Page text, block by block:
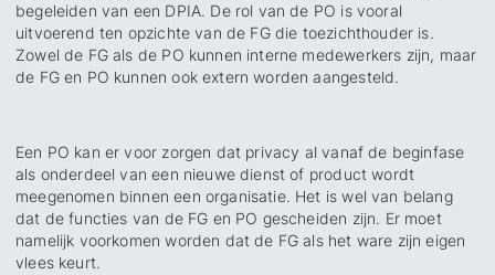
begeleiden van een DPIA. De rol van de PO is vooral
uitvoerend ten opzichte van de FG die toezichthouder is.
Zowel de FG als de PO kunnen interne medewerkers zijn, maar
de FG en PO kunnen ook extern worden aangesteld.
Een PO kan er voor zorgen dat privacy al vanaf de beginfase
als onderdeel van een nieuwe dienst of product wordt
meegenomen binnen een organisatie. Het is wel van belang
dat de functies van de FG en PO gescheiden zijn. Er moet
namelijk voorkomen worden dat de FG als het ware zijn eigen
vlees keurt.